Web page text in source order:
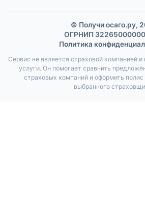
© Получи осаго.ру,
ОГРНИП
Политика
Сервис не является страховой компанией
услуги. Он помогает сравнить
страховых компаний и оформить полис
выбранного